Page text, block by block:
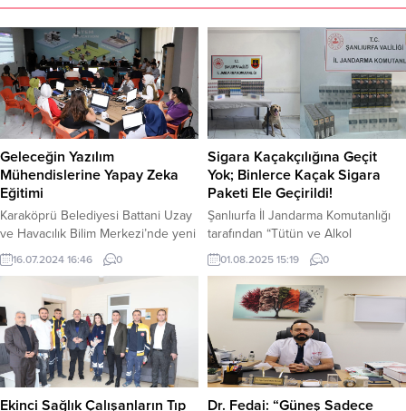
Geleceğin Yazılım
Mühendislerine Yapay Zeka
Eğitimi
Karaköprü Belediyesi Battani Uzay
ve Havacılık Bilim Merkezi’nde yeni
nesil teknoloji eğitimlerine yenisini
ekleyerek gençlere yönelik Python
– Yapay Zekâ Eğitimi kursu açtı.
Karaköprü Belediyesi eğitim
çalışmaları kapsamında genç
mühendis ve programcılara
kapılarını açarak Battani Uzay ve
Havacılık Bilim Merkezi’nde
geleceğin teknolojisi olan yapay
16.07.2024 16:46 0
Sigara Kaçakçılığına Geçit
Yok; Binlerce Kaçak Sigara
Paketi Ele Geçirildi!
Şanlıurfa İl Jandarma Komutanlığı
tarafından “Tütün ve Alkol
Kaçakçılarına Yönelik” operasyon
yapıldı. Yapılan operasyonda
binlerce paket kaçak sigara ele
geçirildi. Şanlıurfa İl J.K.lığı
tarafından “Tütün ve Alkol
Kaçakçılarına Yönelik” , yapılan
çalışmalar neticesinde; 25-30
Temmuz tarihlerinde, Viranşehir ve
Birecik İlçelerinde, Viranşehir İlçe
01.08.2025 15:19 0
Ekinci Sağlık Çalışanların Tıp
Dr. Fedai: “Güneş Sadece